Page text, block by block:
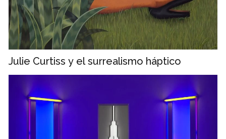
Julie Curtiss y el surrealismo háptico